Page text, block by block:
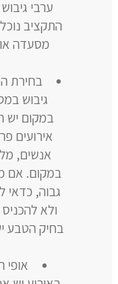
ערבי
התקציב
מסעדה
בחירת
גיבוש
במקום יש
אירועים
אנשים,
במקום. אם
גבוה,
ולא
בחיק הטבע